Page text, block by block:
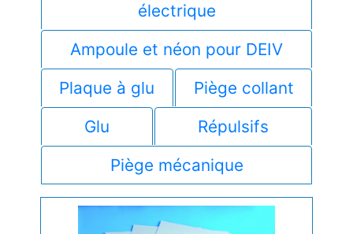
électrique
Ampoule et néon pour DEIV
Plaque à glu
Piège collant
Glu
Répulsifs
Piège mécanique